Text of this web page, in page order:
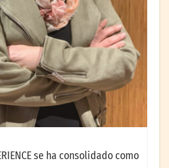
se ha consolidado como